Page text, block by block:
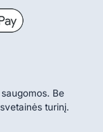
Be
turinį.